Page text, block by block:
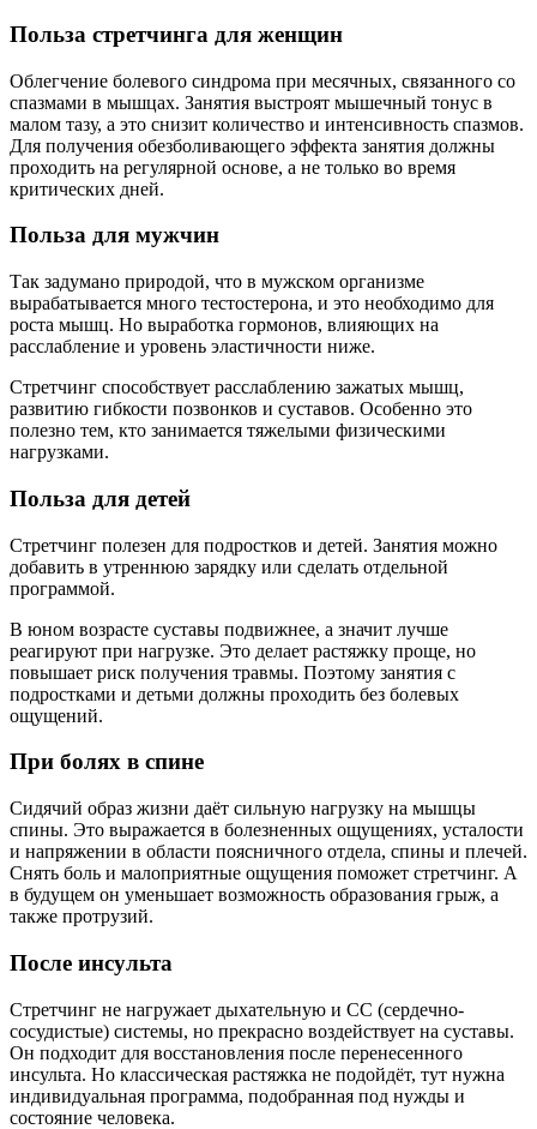
Польза стретчинга для женщин
Облегчение болевого синдрома при месячных, связанного со
спазмами в мышцах. Занятия выстроят мышечный тонус в
малом тазу, а это снизит количество и интенсивность спазмов.
Для получения обезболивающего эффекта занятия должны
проходить на регулярной основе, а не только во время
критических дней.
Польза для мужчин
Так задумано природой, что в мужском организме
вырабатывается много тестостерона, и это необходимо для
роста мышц. Но выработка гормонов, влияющих на
расслабление и уровень эластичности ниже.
Стретчинг способствует расслаблению зажатых мышц,
развитию гибкости позвонков и суставов. Особенно это
полезно тем, кто занимается тяжелыми физическими
нагрузками.
Польза для детей
Стретчинг полезен для подростков и детей. Занятия можно
добавить в утреннюю зарядку или сделать отдельной
программой.
В юном возрасте суставы подвижнее, а значит лучше
реагируют при нагрузке. Это делает растяжку проще, но
повышает риск получения травмы. Поэтому занятия с
подростками и детьми должны проходить без болевых
ощущений.
При болях в спине
Сидячий образ жизни даёт сильную нагрузку на мышцы
спины. Это выражается в болезненных ощущениях, усталости
и напряжении в области поясничного отдела, спины и плечей.
Снять боль и малоприятные ощущения поможет стретчинг. А
в будущем он уменьшает возможность образования грыж, а
также протрузий.
После инсульта
Стретчинг не нагружает дыхательную и СС (сердечно-
сосудистые) системы, но прекрасно воздействует на суставы.
Он подходит для восстановления после перенесенного
инсульта. Но классическая растяжка не подойдёт, тут нужна
индивидуальная программа, подобранная под нужды и
состояние человека.